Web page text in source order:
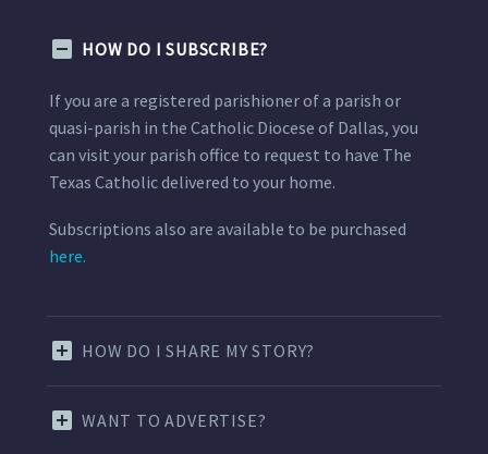
HOW DO I SUBSCRIBE?
If you are a registered parishioner of a parish or
quasi-parish in the Catholic Diocese of Dallas, you
can visit your parish office to request to have The
Texas Catholic delivered to your home.
Subscriptions also are available to be purchased
here.
HOW DO I SHARE MY STORY?
WANT TO ADVERTISE?